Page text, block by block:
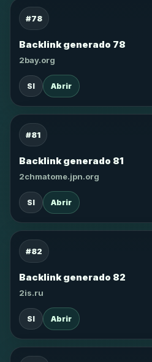
#78
Backlink generado 78
2bay.org
SI Abrir
#81
Backlink generado 81
2chmatome.jpn.org
SI Abrir
#82
Backlink generado 82
2is.ru
SI Abrir